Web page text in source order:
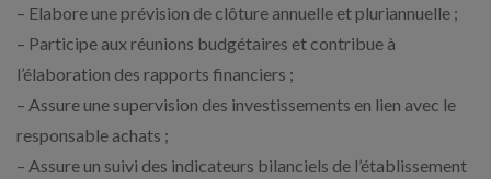
– Elabore une prévision de clôture annuelle et pluriannuelle ;
– Participe aux réunions budgétaires et contribue à
l’élaboration des rapports financiers ;
– Assure une supervision des investissements en lien avec le
responsable achats ;
– Assure un suivi des indicateurs bilanciels de l’établissement